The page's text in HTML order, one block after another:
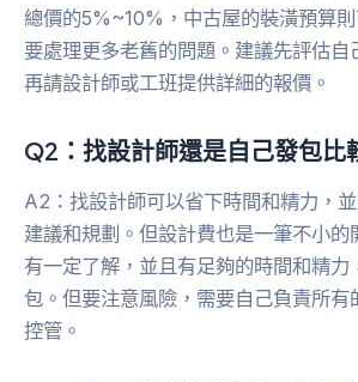
總價的5%~10%，中古屋的裝潢預算
要處理更多老舊的問題。建議先評估自
再請設計師或工班提供詳細的報價。
Q2：找設計師還是自己發包比
A2：找設計師可以省下時間和精力，
建議和規劃。但設計費也是一筆不小的
有一定了解，並且有足夠的時間和精力
包。但要注意風險，需要自己負責所有
控管。